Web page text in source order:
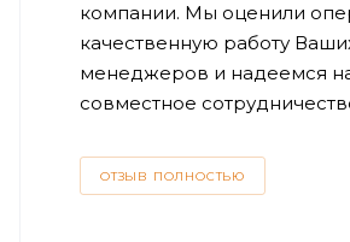
компании. Мы оценили
качественную работу
менеджеров и надеемся
совместное
ОТЗЫВ ПОЛНОСТЬЮ